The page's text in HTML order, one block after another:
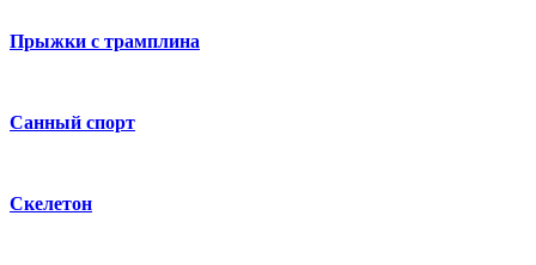
Прыжки с трамплина
Санный спорт
Скелетон